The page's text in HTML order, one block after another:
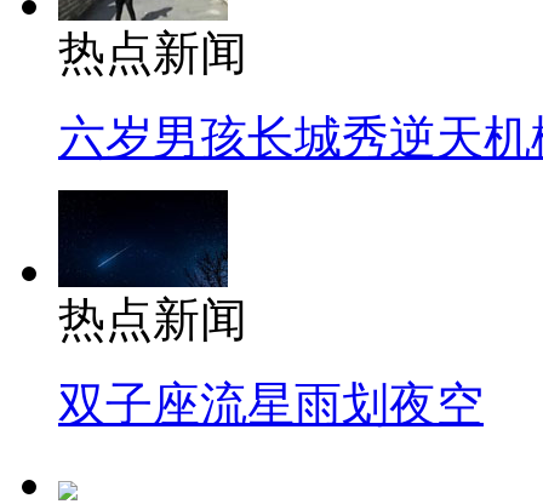
热点新闻
六岁男孩长城秀逆天机
热点新闻
双子座流星雨划夜空